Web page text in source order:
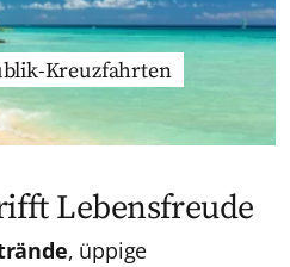
Kreuzfahrten
Lebensfreude
, üppige